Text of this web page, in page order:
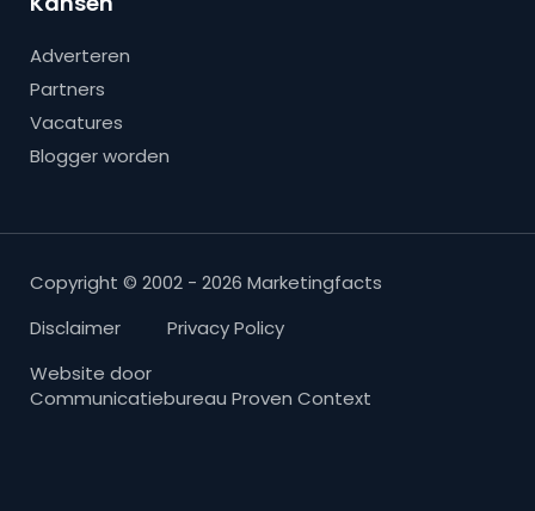
Adverteren
Partners
Vacatures
Blogger worden
Copyright © 2002 - 2026 Marketingfacts
Disclaimer
Privacy Policy
Website door
Communicatiebureau Proven Context